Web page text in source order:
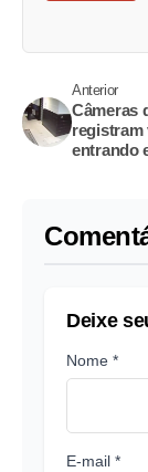
Anterior
Câmeras
registram
entrando
Deixe
Nome *
E-mail *